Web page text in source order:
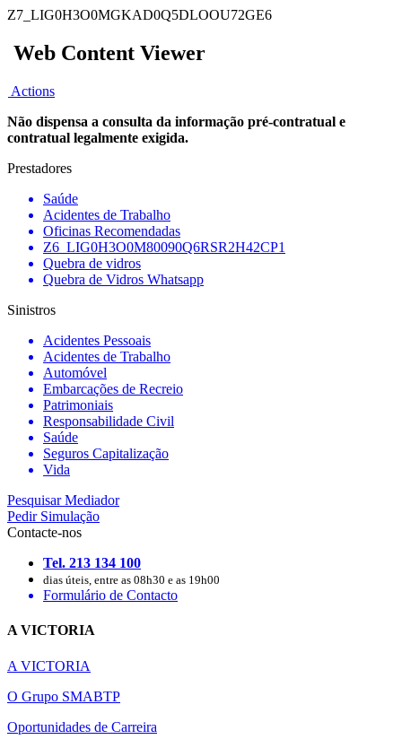
Z7_LIG0H3O0MGKAD0Q5DLOOU72GE6
Web Content Viewer
Actions
Não dispensa a consulta da informação pré-contratual e
contratual legalmente exigida.
Prestadores
Saúde
Acidentes de Trabalho
Oficinas Recomendadas
Z6_LIG0H3O0M80090Q6RSR2H42CP1
Quebra de vidros
Quebra de Vidros Whatsapp
Sinistros
Acidentes Pessoais
Acidentes de Trabalho
Automóvel
Embarcações de Recreio
Patrimoniais
Responsabilidade Civil
Saúde
Seguros Capitalização
Vida
Pesquisar Mediador
Pedir Simulação
Contacte-nos
Tel. 213 134 100
dias úteis, entre as 08h30 e as 19h00
Formulário de Contacto
A VICTORIA
A VICTORIA
O Grupo SMABTP
Oportunidades de Carreira